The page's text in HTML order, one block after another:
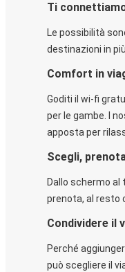
Ti
Le possibilità
destinazioni in
Comfort in
Goditi il wi-fi
per le gambe. I
apposta per
Scegli,
Dallo schermo al
prenota, al resto
Condividere il
Perché
può scegliere il